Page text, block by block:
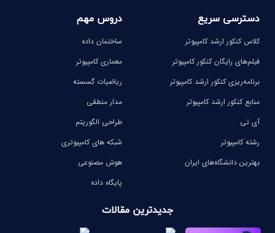
دسترسی سریع
کلاس کنکور ارشد کامپیوتر
فیلم‌های رایگان کنکور کامپیوتر
برنامه‌ریزی کنکور ارشد کامپیوتر
منابع کنکور ارشد کامپیوتر
آی تی
رشته کامپیوتر
بهترین دانشگاه‌های ایران
دروس مهم
ساختمان داده
معماری کامپیوتر
ریاضیات گسسته
مدار منطقی
طراحی الگوریتم
شبکه های کامپیوتری
هوش مصنوعی
پایگاه داده
جدیدترین مقالات